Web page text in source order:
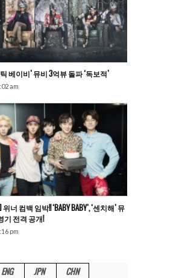
베이비’ 뮤비 3억뷰 돌파 ‘독보적’
am
너 컴백 임박!! ‘BABY BABY’, ‘센치해’ 뮤
기 전격 공개!
pm
ENG JPN CHN